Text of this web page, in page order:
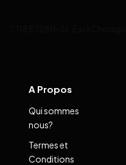
A Propos
Qui sommes
nous?
Termes et
Conditions